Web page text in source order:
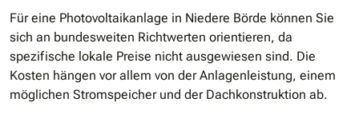
Für eine Photovoltaikanlage in Niedere Börde können Sie
sich an bundesweiten Richtwerten orientieren, da
spezifische lokale Preise nicht ausgewiesen sind. Die
Kosten hängen vor allem von der Anlagenleistung, einem
möglichen Stromspeicher und der Dachkonstruktion ab.